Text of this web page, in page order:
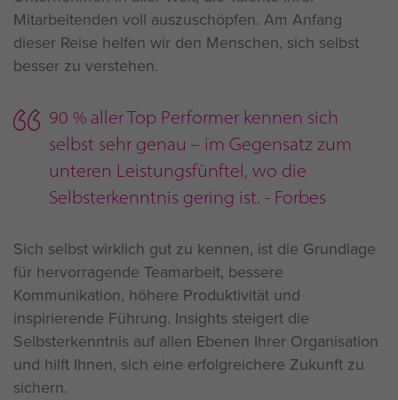
Mitarbeitenden voll auszuschöpfen. Am Anfang
dieser Reise helfen wir den Menschen, sich selbst
besser zu verstehen.
90 % aller Top Performer kennen sich
selbst sehr genau – im Gegensatz zum
unteren Leistungsfünftel, wo die
Selbsterkenntnis gering ist. - Forbes
Sich selbst wirklich gut zu kennen, ist die Grundlage
für hervorragende Teamarbeit, bessere
Kommunikation, höhere Produktivität und
inspirierende Führung. Insights steigert die
Selbsterkenntnis auf allen Ebenen Ihrer Organisation
und hilft Ihnen, sich eine erfolgreichere Zukunft zu
sichern.